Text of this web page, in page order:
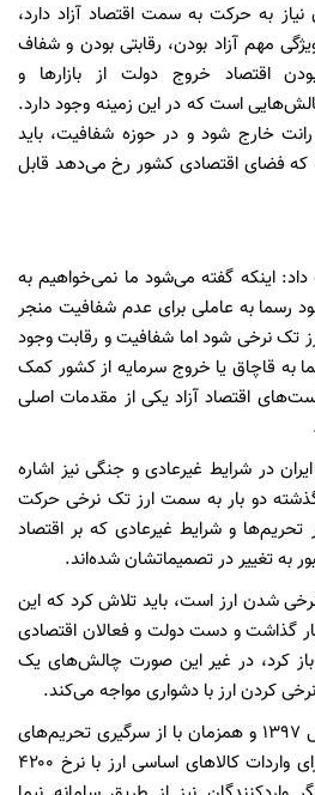
نیاز به حرکت به سمت اقتصاد آزاد دارد،
مهم آزاد بودن، رقابتی بودن و شفاف
اقتصاد خروج دولت از بازارها و
است که در این زمینه وجود دارد.
خارج شود و در حوزه شفافیت، باید
که فضای اقتصادی کشور رخ می‌دهد قابل
داد: اینکه گفته می‌شود ما نمی‌خواهیم به
به عاملی برای عدم شفافیت منجر
تک نرخی شود اما شفافیت و رقابت وجود
به قاچاق یا خروج سرمایه از کشور کمک
اقتصاد آزاد یکی از مقدمات اصلی
در شرایط غیرعادی و جنگی نیز اشاره
دو بار به سمت ارز تک نرخی حرکت
تحریم‌ها و شرایط غیرعادی که بر اقتصاد
به تغییر در تصمیماتشان شده‌اند.
شدن ارز است، باید تلاش کرد که این
گذاشت و دست دولت و فعالان اقتصادی
باز کرد، در غیر این صورت چالش‌های یک
کردن ارز با دشواری مواجه می‌کند.
به گزارش ایسنا، از ابتدای سال 1397 و همزمان با از سرگیری تحریم‌های
آمریکا، دولت اعلام کرد که برای واردات کالاهای اساسی ارز با نرخ ۴۲۰۰